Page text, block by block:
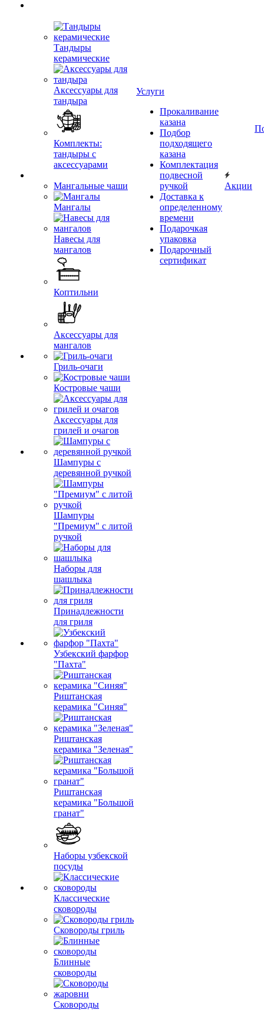
Тандыры
керамические
Аксессуары для
тандыра
Комплекты:
тандыры с
аксессуарами
Мангальные чаши
Мангалы
Навесы для
мангалов
Коптильни
Аксессуары для
мангалов
Гриль-очаги
Костровые чаши
Аксессуары для
грилей и очагов
Шампуры с
деревянной ручкой
Шампуры
"Премиум" с литой
ручкой
Наборы для
шашлыка
Принадлежности
для гриля
Узбекский фарфор
"Пахта"
Риштанская
керамика "Синяя"
Риштанская
керамика "Зеленая"
Риштанская
керамика "Большой
гранат"
Наборы узбекской
посуды
Классические
сковороды
Сковороды гриль
Блинные
сковороды
Сковороды
Услуги
Прокаливание
казана
Подбор
подходящего
казана
Комплектация
подвесной
ручкой
Доставка к
определенному
времени
Подарочкая
упаковка
Подарочный
сертификат
Акции